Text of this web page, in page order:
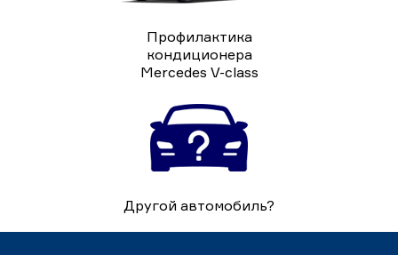
Профилактика
кондиционера
Mercedes V-class
Другой автомобиль?